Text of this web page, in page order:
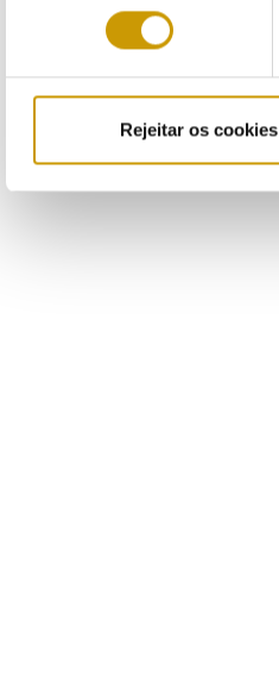
consentimento
Rejeitar os cookies